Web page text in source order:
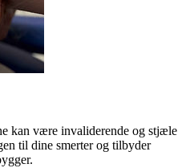
kan være invaliderende og stjæle
til dine smerter og tilbyder